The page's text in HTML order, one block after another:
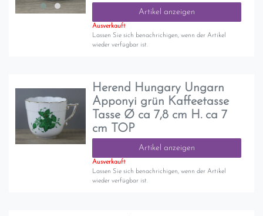
Artikel anzeigen
Ausverkauft
Lassen Sie sich benachrichigen, wenn der Artikel
wieder verfügbar ist.
Herend Hungary Ungarn
Apponyi grün Kaffeetasse
Tasse Ø ca 7,8 cm H. ca 7
cm TOP
Artikel anzeigen
Ausverkauft
Lassen Sie sich benachrichigen, wenn der Artikel
wieder verfügbar ist.